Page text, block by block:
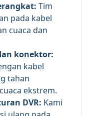
Tim
pada kabel
cuaca dan
konektor:
kabel
tahan
ekstrem.
DVR: Kami